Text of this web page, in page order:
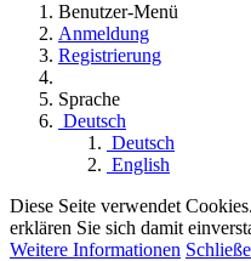
Benutzer-Menü
Anmeldung
Registrierung
Sprache
Deutsch
Deutsch
English
Diese Seite verwendet
erklären Sie sich damit
Weitere Informationen